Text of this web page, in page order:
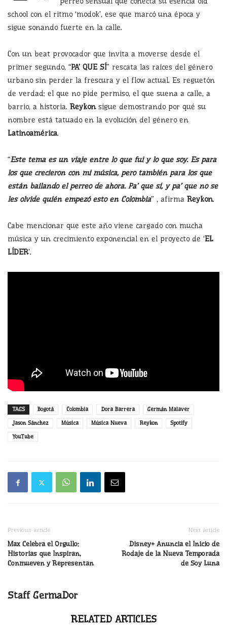
school con el ritmo ‘modok’, ese que marcó una época y
sigue sonando fuerte en la calle.
Con un beat provocador que invita a moverse desde el
primer segundo, “PA’ QUE SÍ” rescata las raíces del género
urbano sin perder la frescura y el flow actual. Es reguetón
de verdad: el que no pide permiso, el que suena a calle, a
barrio, a historia. Reykonsigue demostrando por qué su
nombre está tatuado en la evolución del género en
Latinoamérica.
“Este tema es un viaje entre lo que fui y lo que soy. Es para
los que crecieron con mi música, pero también para los que
están bailando el perreo de ahora. Pa’ que sí, y pa’ que no se
les olvide quién empezó esto en Colombia” , afirma Reykon.
Cabe mencionar que este año viene cargado con mucha
música y un crecimiento exponencial en el proyecto de ‘EL
LÍDER’.
TAGS Bogotá Colombia Dora Barrera Germán Malaver
Jason Sánchez Música Música Nueva Reykon Spotify
YouTube
Previous article
Max Celebra el Orgullo:
Historias que Inspiran,
Conmueven y Representan
Next article
Disney+ Anuncia el Inicio de
Rodaje de la Nueva Temporada
de Soy Luna
Staff GermaDor
RELATED ARTICLES